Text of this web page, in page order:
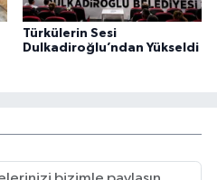
Türkülerin Sesi
Dulkadiroğlu’ndan Yükseldi